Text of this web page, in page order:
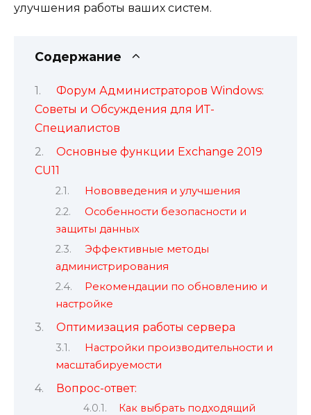
улучшения работы ваших систем.
Содержание
Форум Администраторов Windows:
Советы и Обсуждения для ИТ-
Специалистов
Основные функции Exchange 2019
CU11
Нововведения и улучшения
Особенности безопасности и
защиты данных
Эффективные методы
администрирования
Рекомендации по обновлению и
настройке
Оптимизация работы сервера
Настройки производительности и
масштабируемости
Вопрос-ответ:
Как выбрать подходящий